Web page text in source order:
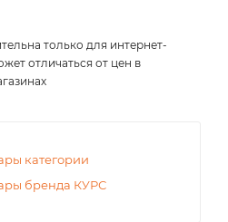
только для интернет-
отличаться от цен в
категории
бренда КУРС